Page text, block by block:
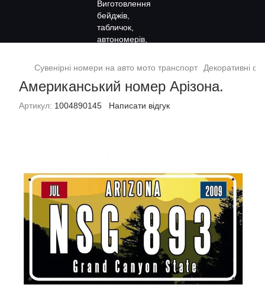
Сувенірні номери на авто мото транспорт Декоративні
Американський номер Арізона.
Артикул: 1004890145 Написати відгук